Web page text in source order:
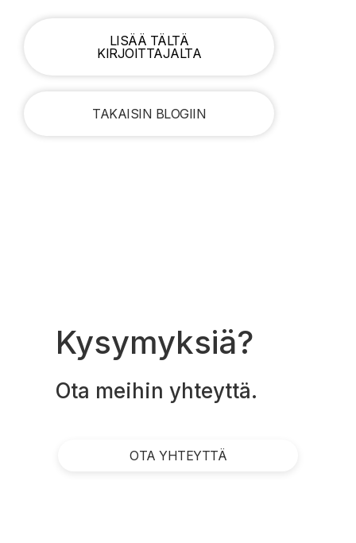
LISÄÄ TÄLTÄ
KIRJOITTAJALTA
TAKAISIN BLOGIIN
Kysymyksiä?
Ota meihin yhteyttä.
OTA YHTEYTTÄ